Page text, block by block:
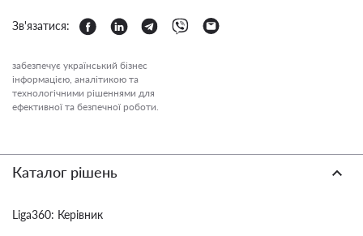
Зв'язатися:
забезпечує український бізнес
інформацією, аналітикою та
технологічними рішеннями для
ефективної та безпечної роботи.
Каталог рішень
Liga360: Керівник